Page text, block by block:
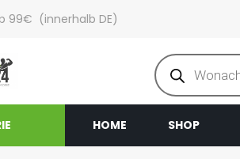
99€ (innerhalb DE)
HOME SHOP